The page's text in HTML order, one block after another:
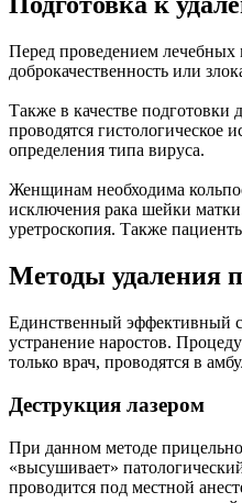
Перед проведением
доброкачественность или
Также в качестве подготовки
проводятся гистологическое
определения типа вируса.
Женщинам необходима
исключения рака шейки
уретроскопия. Также
Методы удаления
Единственный эффективный
устранение наростов.
только врач, проводятся в
Деструкция лазером
При данном методе
«высушивает»
проводится под местной